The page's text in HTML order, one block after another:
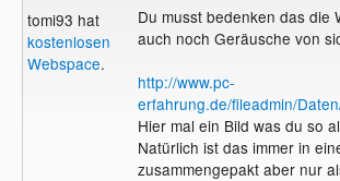
tomi93 hat
kostenlosen
Webspace.
Du musst bedenken das die
auch noch Geräusche von
http://www.pc-
erfahrung.de/fileadmin/
Hier mal ein Bild was du so
Natürlich ist das immer in
zusammengepakt aber nur